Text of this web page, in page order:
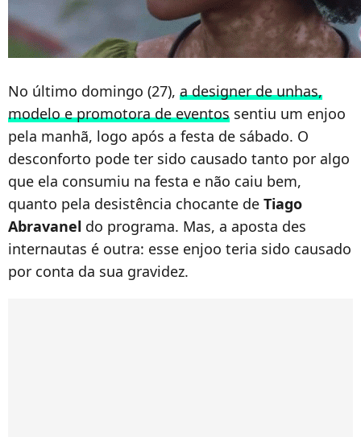
No último domingo (27), a designer de unhas,
modelo e promotora de eventos sentiu um enjoo
pela manhã, logo após a festa de sábado. O
desconforto pode ter sido causado tanto por algo
que ela consumiu na festa e não caiu bem,
quanto pela desistência chocante de Tiago
Abravanel do programa. Mas, a aposta des
internautas é outra: esse enjoo teria sido causado
por conta da sua gravidez.